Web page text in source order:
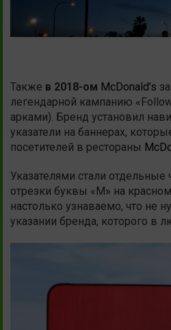
Также в 2018-ом McDonald’s
легендарной кампанию
арками). Бренд установил
указатели на баннерах,
посетителей в рестораны
Указателями стали отдельные
отрезки буквы «М» на
настолько узнаваемо, что не
указании бренда, которого в